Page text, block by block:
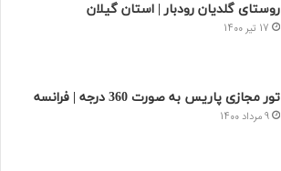
روستای گلدیان رودبار | استان گیلان
17 تیر 1400
تور مجازی پاریس به صورت 360 درجه | فرانسه
9 مرداد 1400